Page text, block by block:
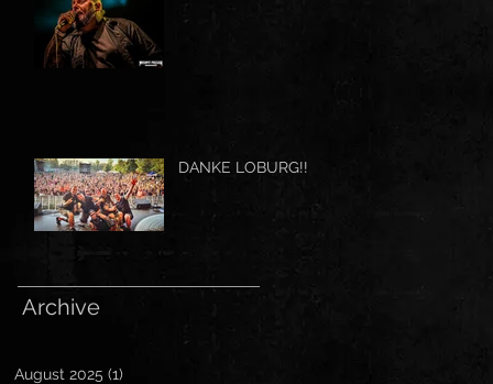
DANKE LOBURG!!
Archive
August 2025 (1)